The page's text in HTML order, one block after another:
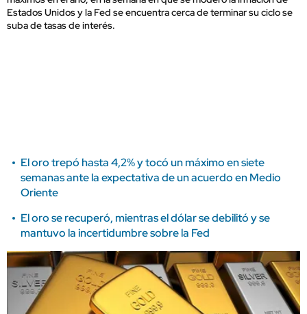
Estados Unidos y la Fed se encuentra cerca de terminar su ciclo se
suba de tasas de interés.
El oro trepó hasta 4,2% y tocó un máximo en siete
semanas ante la expectativa de un acuerdo en Medio
Oriente
El oro se recuperó, mientras el dólar se debilitó y se
mantuvo la incertidumbre sobre la Fed